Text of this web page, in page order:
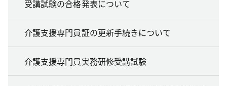
受講試験の合格発表について
介護支援専門員証の更新手続きについて
介護支援専門員実務研修受講試験